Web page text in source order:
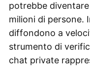
potrebbe
milioni di persone.
diffondono a
strumento di
chat private